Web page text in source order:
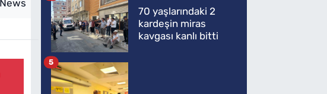
70 yaşlarındaki 2
kardeşin miras
kavgası kanlı bitti
5